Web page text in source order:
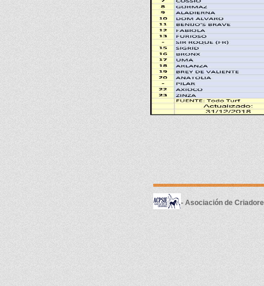
- Asociación de